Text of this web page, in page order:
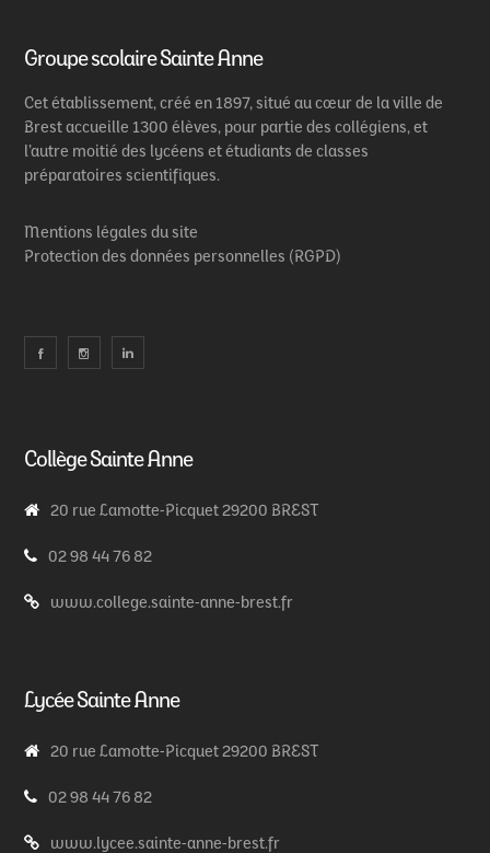
Groupe scolaire Sainte Anne
Cet établissement, créé en 1897, situé au cœur de la ville de
Brest accueille 1300 élèves, pour partie des collégiens, et
l’autre moitié des lycéens et étudiants de classes
préparatoires scientifiques.
Mentions légales du site
Protection des données personnelles (RGPD)
Collège Sainte Anne
20 rue Lamotte-Picquet 29200 BREST
02 98 44 76 82
www.college.sainte-anne-brest.fr
Lycée Sainte Anne
20 rue Lamotte-Picquet 29200 BREST
02 98 44 76 82
www.lycee.sainte-anne-brest.fr